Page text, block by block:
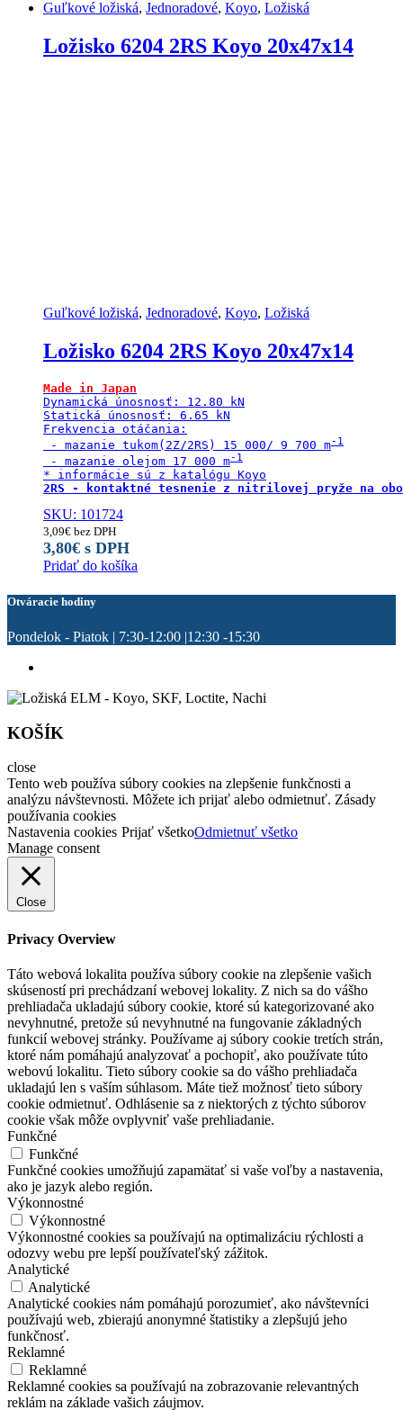
Guľkové ložiská, Jednoradové, Koyo, Ložiská
Ložisko 6204 2RS Koyo 20x47x14
Guľkové ložiská, Jednoradové, Koyo, Ložiská
Ložisko 6204 2RS Koyo 20x47x14
Made in Japan
Dynamická únosnosť: 12.80 kN
Statická únosnosť: 6.65 kN
Frekvencia otáčania:
- mazanie tukom(2Z/2RS) 15 000/ 9 700 m
- mazanie olejom 17 000 m
2RS - kontaktné tesnenie z nitrilovej pryže na
SKU: 101724
3,09€ bez DPH
3,80€ s DPH
Pridať do košíka
Otváracie hodiny
Pondelok - Piatok | 7:30-12:00 |12:30 -15:30
KOŠÍK
close
Tento web používa súbory cookies na zlepšenie funkčnosti a
analýzu návštevnosti. Môžete ich prijať alebo odmietnuť. Zásady
používania cookies
Nastavenia cookies Prijať všetkoOdmietnuť všetko
Manage consent
Close
Privacy Overview
Táto webová lokalita používa súbory cookie na zlepšenie vašich
skúseností pri prechádzaní webovej lokality. Z nich sa do vášho
prehliadača ukladajú súbory cookie, ktoré sú kategorizované ako
nevyhnutné, pretože sú nevyhnutné na fungovanie základných
funkcií webovej stránky. Používame aj súbory cookie tretích strán,
ktoré nám pomáhajú analyzovať a pochopiť, ako používate túto
webovú lokalitu. Tieto súbory cookie sa do vášho prehliadača
ukladajú len s vaším súhlasom. Máte tiež možnosť tieto súbory
cookie odmietnuť. Odhlásenie sa z niektorých z týchto súborov
cookie však môže ovplyvniť vaše prehliadanie.
Funkčné
Funkčné
Funkčné cookies umožňujú zapamätať si vaše voľby a nastavenia,
ako je jazyk alebo región.
Výkonnostné
Výkonnostné
Výkonnostné cookies sa používajú na optimalizáciu rýchlosti a
odozvy webu pre lepší používateľský zážitok.
Analytické
Analytické
Analytické cookies nám pomáhajú porozumieť, ako návštevníci
používajú web, zbierajú anonymné štatistiky a zlepšujú jeho
funkčnosť.
Reklamné
Reklamné
Reklamné cookies sa používajú na zobrazovanie relevantných
reklám na základe vašich záujmov.